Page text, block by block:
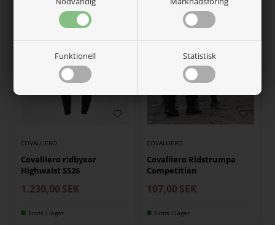
Funktionell Statistisk
COVALLIERO
Covalliero ridbyxor
Highwaist SS26
1.230,00 SEK
Finns i lager
COVALLIERO
Covalliero Ridstrumpa
Competition
107,00 SEK
Finns i lager